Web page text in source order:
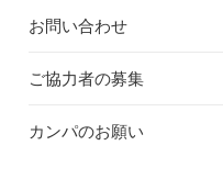
お問い合わせ
ご協力者の募集
カンパのお願い